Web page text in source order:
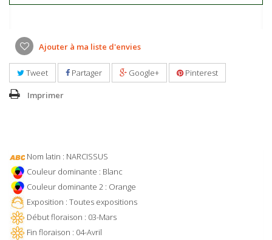
Ajouter à ma liste d'envies
Tweet Partager Google+ Pinterest
Imprimer
Nom latin : NARCISSUS
Couleur dominante : Blanc
Couleur dominante 2 : Orange
Exposition : Toutes expositions
Début floraison : 03-Mars
Fin floraison : 04-Avril